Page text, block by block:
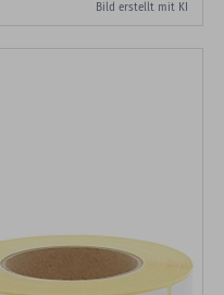
Bild erstellt mit KI